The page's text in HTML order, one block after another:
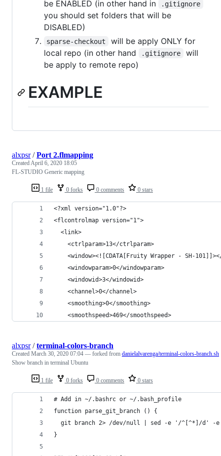
be ENABLED (in other hand in .gitignore
you should set folders that will be
DISABLED)
sparse-checkout
will be apply ONLY for
local repo (in other hand
.gitignore
will
be apply to remote repo)
EXAMPLE
1 file 0 forks 0 comments 0 stars
alxpsr/Port 2.flmapping
CreatedApril 6, 2020 18:05
FL-STUDIO Generic mapping
<?xml version="1.0"?>
<flcontrolmap version="1">
  <link>
    <ctrlparam>13</ctrlparam>
<window><![CDATA[Fruity Wrapper - SH-
    <windowparam>0</windowparam>
    <windowid>3</windowid>
    <channel>0</channel>
    <smoothing>0</smoothing>
    <smoothspeed>469</smoothspeed>
1 file 0 forks 0 comments 0 stars
alxpsr/terminal-colors-branch
Created March 30, 2020 07:04 — forked from danielalvarenga/terminal-colors-branch.sh
Show branch in terminal Ubuntu
# Add in ~/.bashrc or ~/.bash_profile
function parse_git_branch () {
git branch 2> /dev/null | sed -e '/^[^*]/d' -
}